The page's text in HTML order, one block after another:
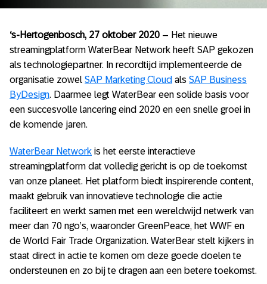
‘s-Hertogenbosch, 27 oktober 2020 – Het nieuwe
streamingplatform WaterBear Network heeft SAP gekozen
als technologiepartner. In recordtijd implementeerde de
organisatie zowel SAP Marketing Cloud als SAP Business
ByDesign. Daarmee legt WaterBear een solide basis voor
een succesvolle lancering eind 2020 en een snelle groei in
de komende jaren.
WaterBear Network is het eerste interactieve
streamingplatform dat volledig gericht is op de toekomst
van onze planeet. Het platform biedt inspirerende content,
maakt gebruik van innovatieve technologie die actie
faciliteert en werkt samen met een wereldwijd netwerk van
meer dan 70 ngo’s, waaronder GreenPeace, het WWF en
de World Fair Trade Organization. WaterBear stelt kijkers in
staat direct in actie te komen om deze goede doelen te
ondersteunen en zo bij te dragen aan een betere toekomst.